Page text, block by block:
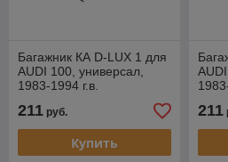
Багажник КА D-LUX 1 для
AUDI 100, универсал,
1983-1994 г.в.
211 руб.
Купить
211